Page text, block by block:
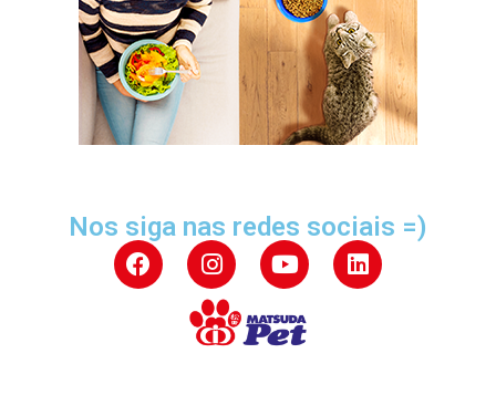
Nos siga nas redes sociais =)